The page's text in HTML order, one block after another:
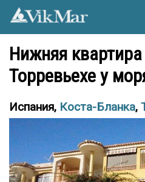
Нижняя
Торревьехе у
Испания, Коста-Бланка,